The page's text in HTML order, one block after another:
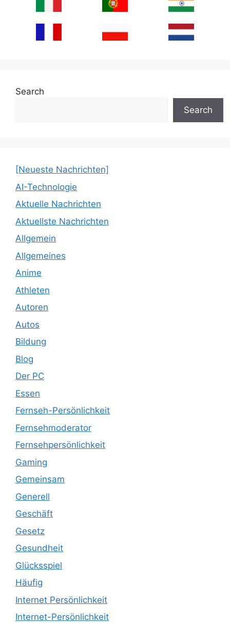
Search
Search
[Neueste Nachrichten]
AI-Technologie
Aktuelle Nachrichten
Aktuellste Nachrichten
Allgemein
Allgemeines
Anime
Athleten
Autoren
Autos
Bildung
Blog
Der PC
Essen
Fernseh-Persönlichkeit
Fernsehmoderator
Fernsehpersönlichkeit
Gaming
Gemeinsam
Generell
Geschäft
Gesetz
Gesundheit
Glücksspiel
Häufig
Internet Persönlichkeit
Internet-Persönlichkeit